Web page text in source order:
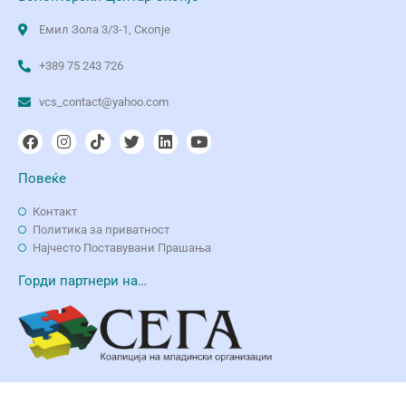
Емил Зола 3/3-1, Скопје
+389 75 243 726
vcs_contact@yahoo.com
Повеќе
Контакт
Политика за приватност
Најчесто Поставувани Прашања
Горди партнери на…